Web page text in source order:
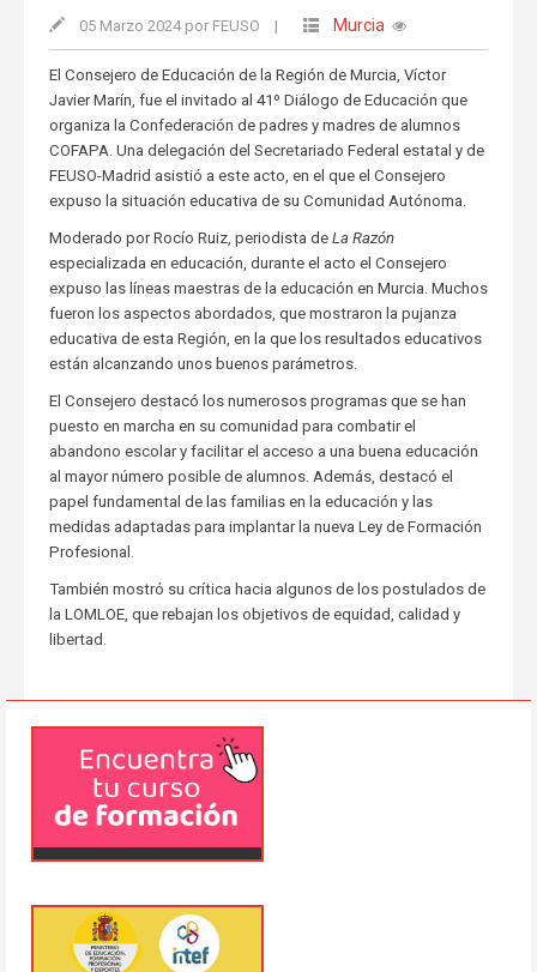
05 Marzo 2024 por FEUSO | Murcia
El Consejero de Educación de la Región de Murcia, Víctor
Javier Marín, fue el invitado al 41º Diálogo de Educación que
organiza la Confederación de padres y madres de alumnos
COFAPA. Una delegación del Secretariado Federal estatal y de
FEUSO-Madrid asistió a este acto, en el que el Consejero
expuso la situación educativa de su Comunidad Autónoma.
Moderado por Rocío Ruiz, periodista de La Razón
especializada en educación, durante el acto el Consejero
expuso las líneas maestras de la educación en Murcia. Muchos
fueron los aspectos abordados, que mostraron la pujanza
educativa de esta Región, en la que los resultados educativos
están alcanzando unos buenos parámetros.
El Consejero destacó los numerosos programas que se han
puesto en marcha en su comunidad para combatir el
abandono escolar y facilitar el acceso a una buena educación
al mayor número posible de alumnos. Además, destacó el
papel fundamental de las familias en la educación y las
medidas adaptadas para implantar la nueva Ley de Formación
Profesional.
También mostró su crítica hacia algunos de los postulados de
la LOMLOE, que rebajan los objetivos de equidad, calidad y
libertad.